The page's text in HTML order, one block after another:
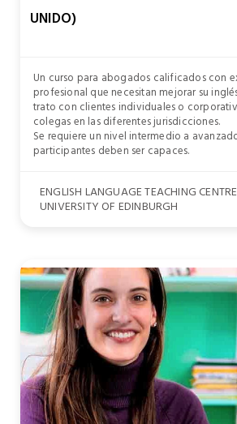
UNIDO)
Un curso para abogados calificados con
profesional que necesitan mejorar su
trato con clientes individuales o
colegas en las diferentes jurisdicciones.
Se requiere un nivel intermedio a
participantes deben ser capaces.
ENGLISH LANGUAGE TEACHING
UNIVERSITY OF EDINBURGH